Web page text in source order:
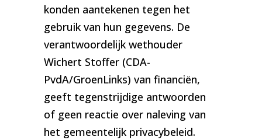
konden aantekenen tegen het
gebruik van hun gegevens. De
verantwoordelijk wethouder
Wichert Stoffer (CDA-
PvdA/GroenLinks) van financiën,
geeft tegenstrijdige antwoorden
of geen reactie over naleving van
het gemeentelijk privacybeleid.